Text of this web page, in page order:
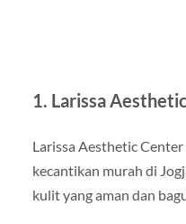
1. Larissa
Larissa Aesthetic
kecantikan murah di
kulit yang aman dan